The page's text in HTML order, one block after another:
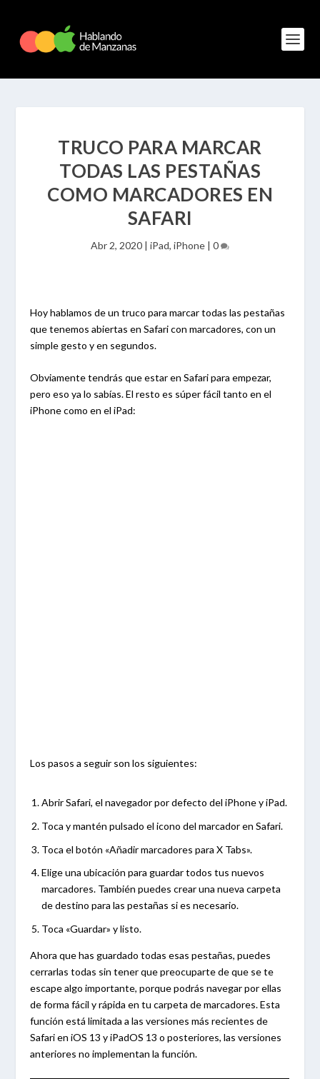
TRUCO PARA MARCAR
TODAS LAS PESTAÑAS
COMO MARCADORES EN
SAFARI
Abr 2, 2020 | iPad, iPhone | 0
Hoy hablamos de un truco para marcar todas las pestañas
que tenemos abiertas en Safari con marcadores, con un
simple gesto y en segundos.
Obviamente tendrás que estar en Safari para empezar,
pero eso ya lo sabías. El resto es súper fácil tanto en el
iPhone como en el iPad:
Los pasos a seguir son los siguientes:
Abrir Safari, el navegador por defecto del iPhone y iPad.
Toca y mantén pulsado el icono del marcador en Safari.
Toca el botón «Añadir marcadores para X Tabs».
Elige una ubicación para guardar todos tus nuevos
marcadores. También puedes crear una nueva carpeta
de destino para las pestañas si es necesario.
Toca «Guardar» y listo.
Ahora que has guardado todas esas pestañas, puedes
cerrarlas todas sin tener que preocuparte de que se te
escape algo importante, porque podrás navegar por ellas
de forma fácil y rápida en tu carpeta de marcadores. Esta
función está limitada a las versiones más recientes de
Safari en iOS 13 y iPadOS 13 o posteriores, las versiones
anteriores no implementan la función.